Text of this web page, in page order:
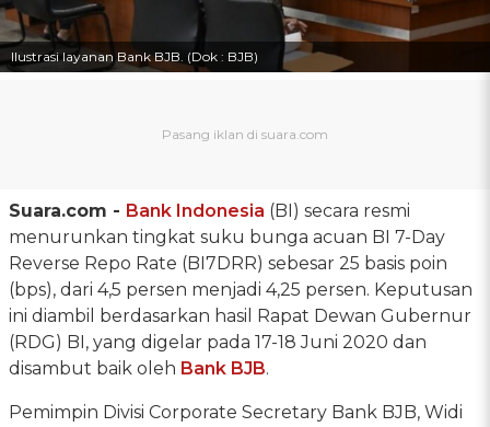
Ilustrasi layanan Bank BJB. (Dok : BJB)
Suara.com - Bank Indonesia (BI) secara resmi
menurunkan tingkat suku bunga acuan BI 7-Day
Reverse Repo Rate (BI7DRR) sebesar 25 basis poin
(bps), dari 4,5 persen menjadi 4,25 persen. Keputusan
ini diambil berdasarkan hasil Rapat Dewan Gubernur
(RDG) BI, yang digelar pada 17-18 Juni 2020 dan
disambut baik oleh Bank BJB.
Pemimpin Divisi Corporate Secretary Bank BJB, Widi